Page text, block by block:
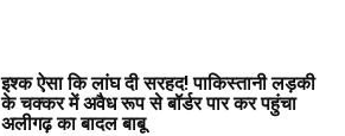
इश्क ऐसा कि लांघ दी सरहद! पाकिस्तानी लड़की
के चक्कर में अवैध रूप से बॉर्डर पार कर पहुंचा
अलीगढ़ का बादल बाबू